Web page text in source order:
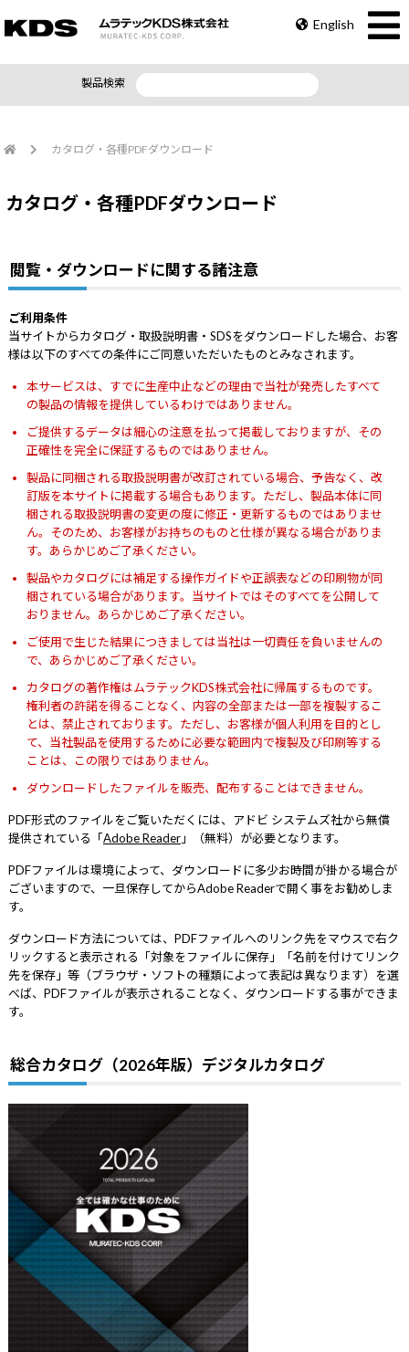
English
製品検索
カタログ・各種PDFダウンロード
カタログ・各種PDFダウンロード
閲覧・ダウンロードに関する諸注意
ご利用条件
当サイトからカタログ・取扱説明書・SDSをダウンロードした場合、お客
様は以下のすべての条件にご同意いただいたものとみなされます。
本サービスは、すでに生産中止などの理由で当社が発売したすべて
の製品の情報を提供しているわけではありません。
ご提供するデータは細心の注意を払って掲載しておりますが、その
正確性を完全に保証するものではありません。
製品に同梱される取扱説明書が改訂されている場合、予告なく、改
訂版を本サイトに掲載する場合もあります。ただし、製品本体に同
梱される取扱説明書の変更の度に修正・更新するものではありませ
ん。そのため、お客様がお持ちのものと仕様が異なる場合がありま
す。あらかじめご了承ください。
製品やカタログには補足する操作ガイドや正誤表などの印刷物が同
梱されている場合があります。当サイトではそのすべてを公開して
おりません。あらかじめご了承ください。
ご使用で生じた結果につきましては当社は一切責任を負いませんの
で、あらかじめご了承ください。
カタログの著作権はムラテックKDS株式会社に帰属するものです。
権利者の許諾を得ることなく、内容の全部または一部を複製するこ
とは、禁止されております。ただし、お客様が個人利用を目的とし
て、当社製品を使用するために必要な範囲内で複製及び印刷等する
ことは、この限りではありません。
ダウンロードしたファイルを販売、配布することはできません。
PDF形式のファイルをご覧いただくには、アドビ システムズ社から無償
提供されている「Adobe Reader」（無料）が必要となります。
PDFファイルは環境によって、ダウンロードに多少お時間が掛かる場合が
ございますので、一旦保存してからAdobe Readerで開く事をお勧めしま
す。
ダウンロード方法については、PDFファイルへのリンク先をマウスで右ク
リックすると表示される「対象をファイルに保存」「名前を付けてリンク
先を保存」等（ブラウザ・ソフトの種類によって表記は異なります）を選
べば、PDFファイルが表示されることなく、ダウンロードする事ができま
す。
総合カタログ（2026年版）デジタルカタログ